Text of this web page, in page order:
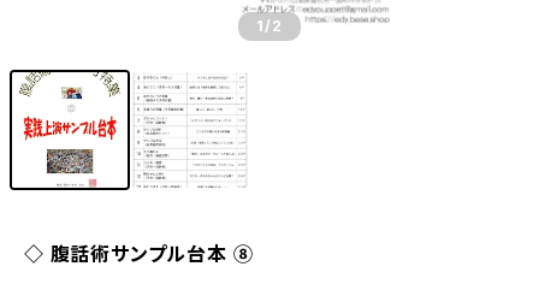
1 /2
◇ 腹話術サンプル台本 ⑧